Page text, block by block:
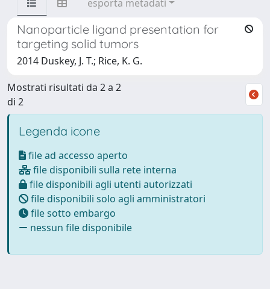
esporta metadati
Nanoparticle ligand presentation for
targeting solid tumors
2014 Duskey, J. T.; Rice, K. G.
Mostrati risultati da 2 a 2
di 2
Legenda icone
file ad accesso aperto
file disponibili sulla rete interna
file disponibili agli utenti autorizzati
file disponibili solo agli amministratori
file sotto embargo
nessun file disponibile